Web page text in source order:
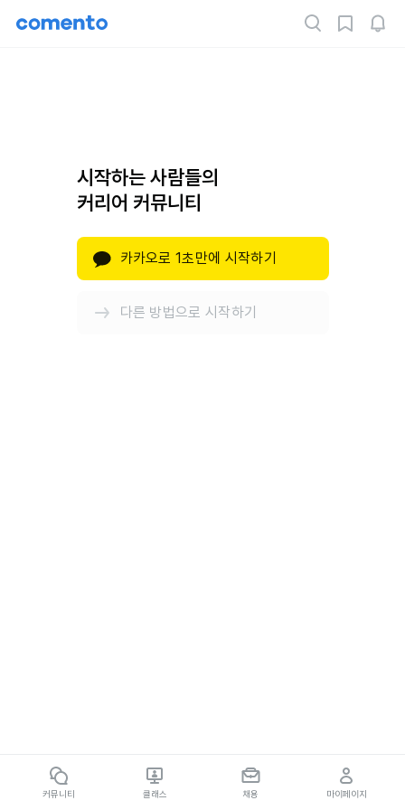
시작하는 사람들의
커리어 커뮤니티
카카오로 1초만에 시작하기
다른 방법으로 시작하기
커뮤니티 클래스 채용 마이페이지